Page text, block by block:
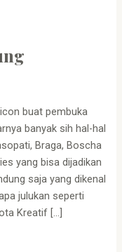
buat pembuka
banyak sih hal-hal
Braga, Boscha
yang bisa dijadikan
saja yang dikenal
julukan seperti
Kreatif […]